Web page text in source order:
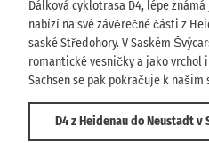
Dálková cyklotrasa D4, lépe
nabízí na své závěrečné části z
saské Středohory. V Saském
romantické vesničky a jako vrchol
Sachsen se pak pokračuje k
D4 z Heidenau do Neustadt v